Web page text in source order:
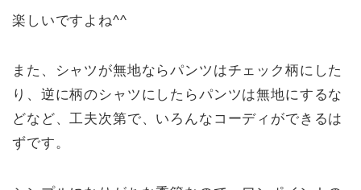
楽しいですよね^^
また、シャツが無地ならパンツはチェック柄にした
り、逆に柄のシャツにしたらパンツは無地にするな
どなど、工夫次第で、いろんなコーディができるは
ずです。